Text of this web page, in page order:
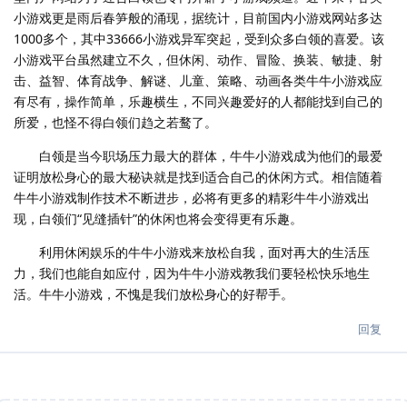
小游戏更是雨后春笋般的涌现，据统计，目前国内小游戏网站多达
1000多个，其中33666小游戏异军突起，受到众多白领的喜爱。该
小游戏平台虽然建立不久，但休闲、动作、冒险、换装、敏捷、射
击、益智、体育战争、解谜、儿童、策略、动画各类牛牛小游戏应
有尽有，操作简单，乐趣横生，不同兴趣爱好的人都能找到自己的
所爱，也怪不得白领们趋之若鹜了。
白领是当今职场压力最大的群体，牛牛小游戏成为他们的最爱
证明放松身心的最大秘诀就是找到适合自己的休闲方式。相信随着
牛牛小游戏制作技术不断进步，必将有更多的精彩牛牛小游戏出
现，白领们“见缝插针”的休闲也将会变得更有乐趣。
利用休闲娱乐的牛牛小游戏来放松自我，面对再大的生活压
力，我们也能自如应付，因为牛牛小游戏教我们要轻松快乐地生
活。牛牛小游戏，不愧是我们放松身心的好帮手。
回复